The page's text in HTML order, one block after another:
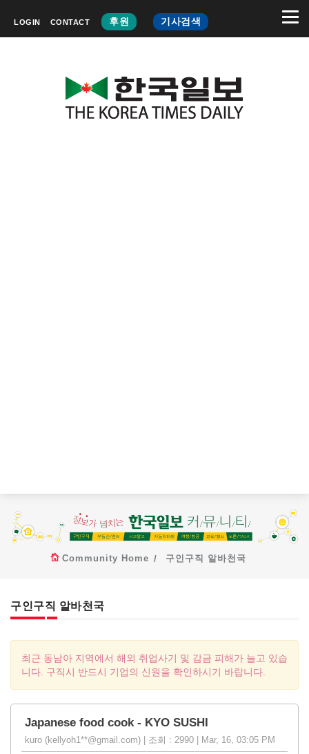
LOGIN CONTACT 후원 기사검색
Community Home 구인구직 알바천국
구인구직 알바천국
최근 동남아 지역에서 해외 취업사기 및 감금 피해가 늘고 있습
니다. 구직시 반드시 기업의 신원을 확인하시기 바랍니다.
Japanese food cook - KYO SUSHI
kuro (kellyoh1**@gmail.com) | 조회 : 2990 | Mar, 16, 03:05 PM